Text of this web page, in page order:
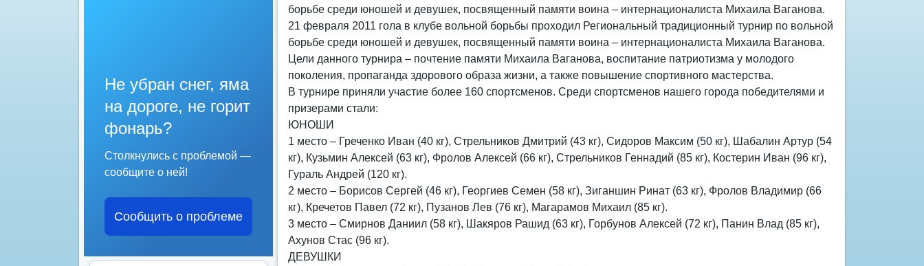
борьбе среди юношей и девушек, посвященный памяти воина – интернационалиста Михаила Ваганова.
21 февраля 2011 гола в клубе вольной борьбы проходил Региональный традиционный турнир по вольной
борьбе среди юношей и девушек, посвященный памяти воина – интернационалиста Михаила Ваганова.
Цели данного турнира – почтение памяти Михаила Ваганова, воспитание патриотизма у молодого
поколения, пропаганда здорового образа жизни, а также повышение спортивного мастерства.
В турнире приняли участие более 160 спортсменов. Среди спортсменов нашего города победителями и
призерами стали:
ЮНОШИ
1 место – Греченко Иван (40 кг), Стрельников Дмитрий (43 кг), Сидоров Максим (50 кг), Шабалин Артур (54
кг), Кузьмин Алексей (63 кг), Фролов Алексей (66 кг), Стрельников Геннадий (85 кг), Костерин Иван (96 кг),
Гураль Андрей (120 кг).
2 место – Борисов Сергей (46 кг), Георгиев Семен (58 кг), Зиганшин Ринат (63 кг), Фролов Владимир (66
кг), Кречетов Павел (72 кг), Пузанов Лев (76 кг), Магарамов Михаил (85 кг).
3 место – Смирнов Даниил (58 кг), Шакяров Рашид (63 кг), Горбунов Алексей (72 кг), Панин Влад (85 кг),
Ахунов Стас (96 кг).
ДЕВУШКИ
Не убран снег, яма
на дороге, не горит
фонарь?
Столкнулись с проблемой —
сообщите о ней!
Сообщить о проблеме